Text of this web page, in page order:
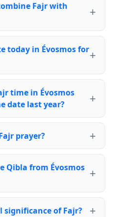
Fajr with
today in Évosmos for
time in Évosmos
date last year?
prayer?
Qibla from Évosmos
of Fajr?